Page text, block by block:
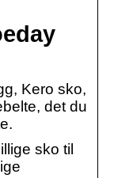
Kero sko,
det du
sko til